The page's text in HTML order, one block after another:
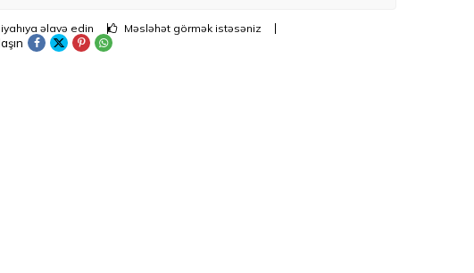
əlavə edin Məsləhət görmək istəsəniz